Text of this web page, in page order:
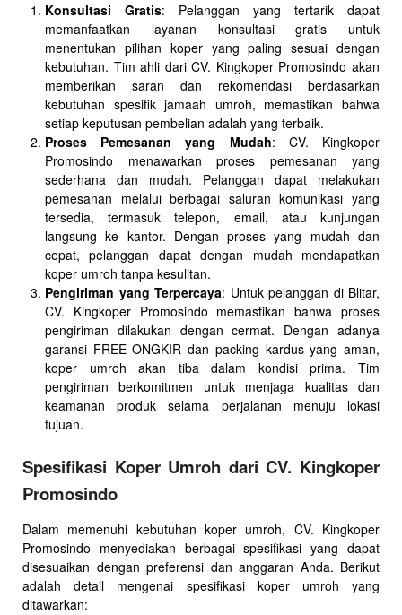
Konsultasi Gratis: Pelanggan yang tertarik dapat
memanfaatkan layanan konsultasi gratis untuk
menentukan pilihan koper yang paling sesuai dengan
kebutuhan. Tim ahli dari CV. Kingkoper Promosindo akan
memberikan saran dan rekomendasi berdasarkan
kebutuhan spesifik jamaah umroh, memastikan bahwa
setiap keputusan pembelian adalah yang terbaik.
Proses Pemesanan yang Mudah: CV. Kingkoper
Promosindo menawarkan proses pemesanan yang
sederhana dan mudah. Pelanggan dapat melakukan
pemesanan melalui berbagai saluran komunikasi yang
tersedia, termasuk telepon, email, atau kunjungan
langsung ke kantor. Dengan proses yang mudah dan
cepat, pelanggan dapat dengan mudah mendapatkan
koper umroh tanpa kesulitan.
Pengiriman yang Terpercaya: Untuk pelanggan di Blitar,
CV. Kingkoper Promosindo memastikan bahwa proses
pengiriman dilakukan dengan cermat. Dengan adanya
garansi FREE ONGKIR dan packing kardus yang aman,
koper umroh akan tiba dalam kondisi prima. Tim
pengiriman berkomitmen untuk menjaga kualitas dan
keamanan produk selama perjalanan menuju lokasi
tujuan.
Spesifikasi Koper Umroh dari CV. Kingkoper
Promosindo
Dalam memenuhi kebutuhan koper umroh, CV. Kingkoper
Promosindo menyediakan berbagai spesifikasi yang dapat
disesuaikan dengan preferensi dan anggaran Anda. Berikut
adalah detail mengenai spesifikasi koper umroh yang
ditawarkan: